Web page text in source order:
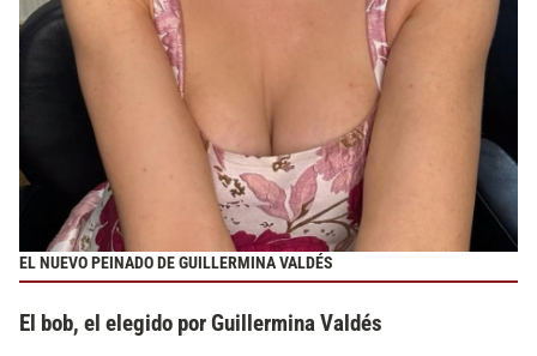
EL NUEVO PEINADO DE GUILLERMINA VALDÉS
El bob, el elegido por Guillermina Valdés